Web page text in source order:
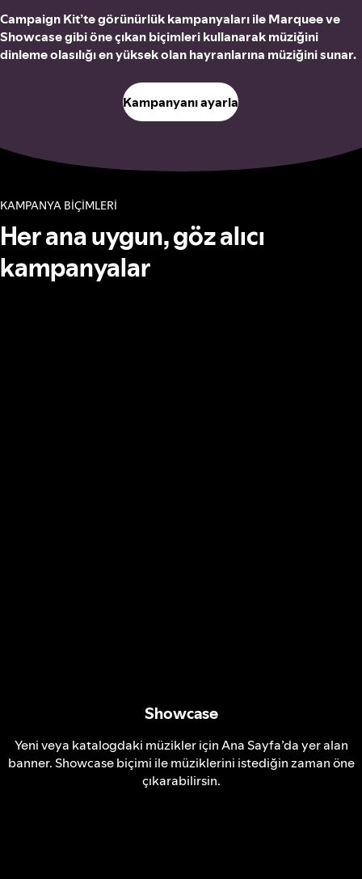
Campaign Kit’te görünürlük kampanyaları ile Marquee ve
Showcase gibi öne çıkan biçimleri kullanarak müziğini
dinleme olasılığı en yüksek olan hayranlarına müziğini sunar.
Kampanyanı ayarla
KAMPANYA BİÇİMLERİ
Her ana uygun, göz alıcı
kampanyalar
Showcase
Yeni veya katalogdaki müzikler için Ana Sayfa’da yer alan
banner. Showcase biçimi ile müziklerini istediğin zaman öne
çıkarabilirsin.